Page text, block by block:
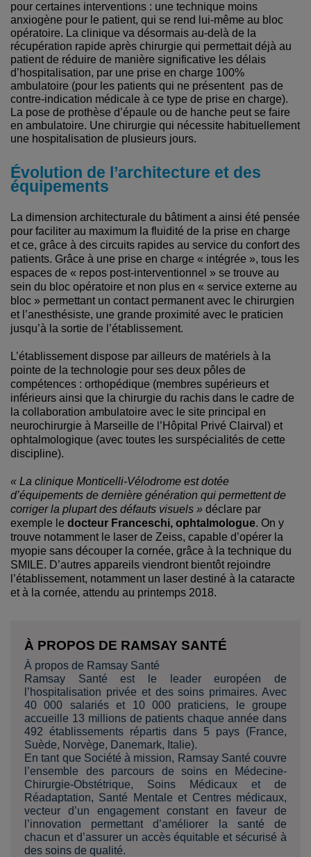
pour certaines interventions : une technique moins
anxiogène pour le patient, qui se rend lui-même au bloc
opératoire. La clinique va désormais au-delà de la
récupération rapide après chirurgie qui permettait déjà au
patient de réduire de manière significative les délais
d’hospitalisation, par une prise en charge 100%
ambulatoire (pour les patients qui ne présentent pas de
contre-indication médicale à ce type de prise en charge).
La pose de prothèse d’épaule ou de hanche peut se faire
en ambulatoire. Une chirurgie qui nécessite habituellement
une hospitalisation de plusieurs jours.
Évolution de l’architecture et des
équipements
La dimension architecturale du bâtiment a ainsi été pensée
pour faciliter au maximum la fluidité de la prise en charge
et ce, grâce à des circuits rapides au service du confort des
patients. Grâce à une prise en charge « intégrée », tous les
espaces de « repos post-interventionnel » se trouve au
sein du bloc opératoire et non plus en « service externe au
bloc » permettant un contact permanent avec le chirurgien
et l’anesthésiste, une grande proximité avec le praticien
jusqu’à la sortie de l’établissement.
L’établissement dispose par ailleurs de matériels à la
pointe de la technologie pour ses deux pôles de
compétences : orthopédique (membres supérieurs et
inférieurs ainsi que la chirurgie du rachis dans le cadre de
la collaboration ambulatoire avec le site principal en
neurochirurgie à Marseille de l’Hôpital Privé Clairval) et
ophtalmologique (avec toutes les surspécialités de cette
discipline).
« La clinique Monticelli-Vélodrome est dotée
d’équipements de dernière génération qui permettent de
corriger la plupart des défauts visuels » déclare par
exemple le docteur Franceschi, ophtalmologue. On y
trouve notamment le laser de Zeiss, capable d’opérer la
myopie sans découper la cornée, grâce à la technique du
SMILE. D’autres appareils viendront bientôt rejoindre
l’établissement, notamment un laser destiné à la cataracte
et à la cornée, attendu au printemps 2018.
À PROPOS DE RAMSAY SANTÉ
À propos de Ramsay Santé
Ramsay Santé est le leader européen de
l’hospitalisation privée et des soins primaires. Avec
40 000 salariés et 10 000 praticiens, le groupe
accueille 13 millions de patients chaque année dans
492 établissements répartis dans 5 pays (France,
Suède, Norvège, Danemark, Italie).
En tant que Société à mission, Ramsay Santé couvre
l’ensemble des parcours de soins en Médecine-
Chirurgie-Obstétrique, Soins Médicaux et de
Réadaptation, Santé Mentale et Centres médicaux,
vecteur d’un engagement constant en faveur de
l’innovation permettant d’améliorer la santé de
chacun et d’assurer un accès équitable et sécurisé à
des soins de qualité.